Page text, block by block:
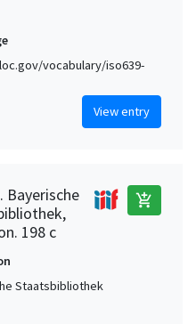
vocabulary/iso639-
View entry
Bayerische
198 c
add_shopping_cart
Staatsbibliothek